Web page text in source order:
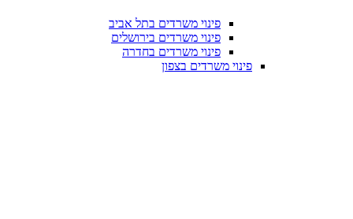
פינוי משרדים בתל אביב
פינוי משרדים בירושלים
פינוי משרדים בחדרה
פינוי משרדים בצפון